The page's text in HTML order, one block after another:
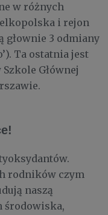
w różnych
i rejon
głownie 3 odmiany
Ta ostatnia jest
Głównej
rodników czym
naszą
środowiska,